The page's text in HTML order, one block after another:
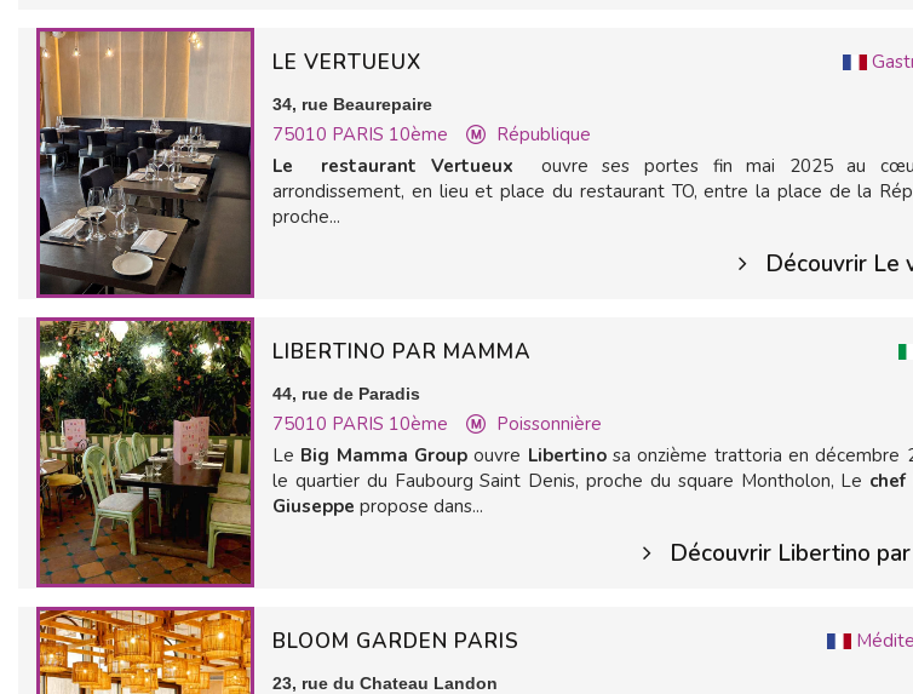
LE VERTUEUX
34, rue Beaurepaire
75010 PARIS 10ème
République
Le restaurant Vertueux
ouvre ses portes fin mai 2025 au
arrondissement, en lieu et place du restaurant TO, entre la place de la
proche...
Découvrir Le
LIBERTINO PAR MAMMA
44, rue de Paradis
75010 PARIS 10ème
Poissonnière
Le Big Mamma Group ouvre Libertinosa onzième trattoria en décembre
le quartier du Faubourg Saint Denis, proche du square Montholon, Le
Giuseppe propose dans...
Découvrir Libertino
BLOOM GARDEN PARIS
23, rue du Chateau Landon